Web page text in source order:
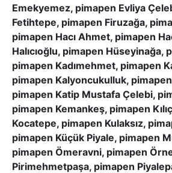
Emekyemez, pimapen Evliya
Fetihtepe, pimapen Firuzağa,
pimapen Hacı Ahmet, pimapen
Halıcıoğlu, pimapen Hüseyinağa,
pimapen Kadımehmet, pimapen
pimapen Kalyoncukulluk,
pimapen Katip Mustafa Çelebi,
pimapen Kemankeş, pimapen
Kocatepe, pimapen Kulaksız,
pimapen Küçük Piyale, pimapen
pimapen Ömeravni, pimapen
Pirimehmetpaşa, pimapen